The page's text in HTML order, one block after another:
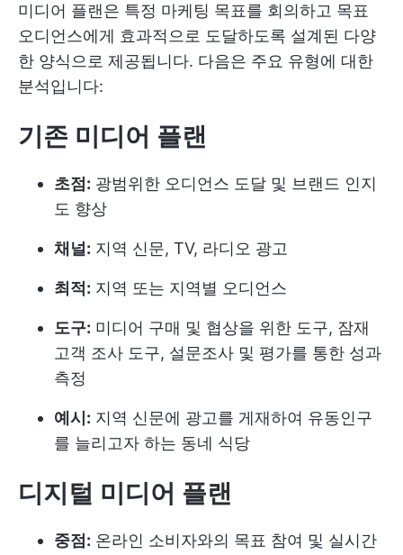
미디어 플랜은 특정 마케팅 목표를 회의하고 목표
오디언스에게 효과적으로 도달하도록 설계된 다양
한 양식으로 제공됩니다. 다음은 주요 유형에 대한
분석입니다:
기존 미디어 플랜
초점: 광범위한 오디언스 도달 및 브랜드 인지
도 향상
채널: 지역 신문, TV, 라디오 광고
최적: 지역 또는 지역별 오디언스
도구: 미디어 구매 및 협상을 위한 도구, 잠재
고객 조사 도구, 설문조사 및 평가를 통한 성과
측정
예시: 지역 신문에 광고를 게재하여 유동인구
를 늘리고자 하는 동네 식당
디지털 미디어 플랜
중점: 온라인 소비자와의 목표 참여 및 실시간